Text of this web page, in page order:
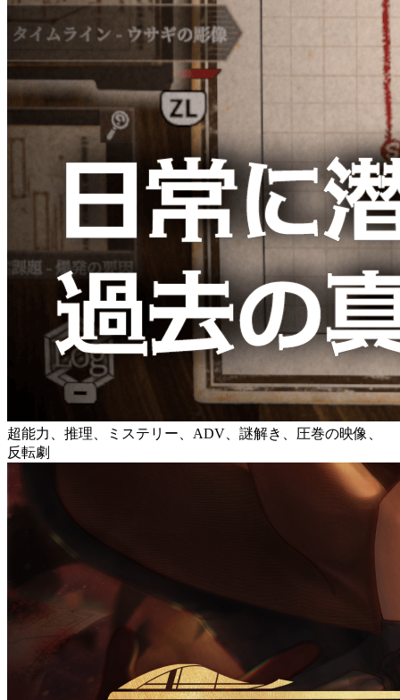
超能力、推理、ミステリー、ADV、謎解き、圧巻の映像、
反転劇